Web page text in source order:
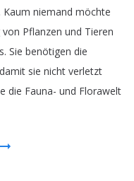
Kaum niemand möchte
von Pflanzen und Tieren
. Sie benötigen die
damit sie nicht verletzt
die Fauna- und Florawelt